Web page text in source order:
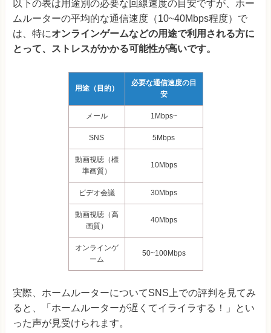
以下の表は用途別の必要な回線速度の目安ですが、ホー
ムルーターの平均的な通信速度（10~40Mbps程度）で
は、特にオンラインゲームなどの用途で利用される方に
とって、ストレスがかかる可能性が高いです。
用途（目的）
必要な通信速度の目
安
メール 1Mbps~
SNS 5Mbps
動画視聴（標
準画質）
10Mbps
ビデオ会議 30Mbps
動画視聴（高
画質）
40Mbps
オンラインゲ
ーム
50~100Mbps
実際、ホームルーターについてSNS上での評判を見てみ
ると、「ホームルーターが遅くてイライラする！」とい
った声が見受けられます。